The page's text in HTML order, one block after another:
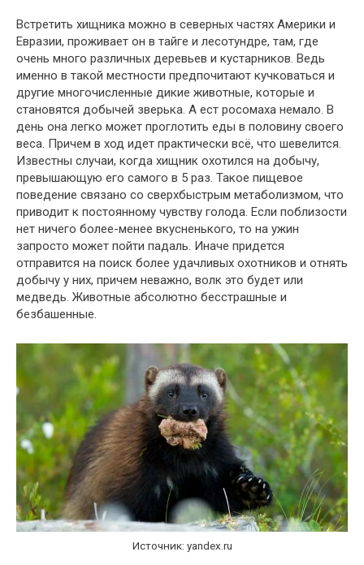
Встретить хищника можно в северных частях Америки и
Евразии, проживает он в тайге и лесотундре, там, где
очень много различных деревьев и кустарников. Ведь
именно в такой местности предпочитают кучковаться и
другие многочисленные дикие животные, которые и
становятся добычей зверька. А ест росомаха немало. В
день она легко может проглотить еды в половину своего
веса. Причем в ход идет практически всё, что шевелится.
Известны случаи, когда хищник охотился на добычу,
превышающую его самого в 5 раз. Такое пищевое
поведение связано со сверхбыстрым метаболизмом, что
приводит к постоянному чувству голода. Если поблизости
нет ничего более-менее вкусненького, то на ужин
запросто может пойти падаль. Иначе придется
отправится на поиск более удачливых охотников и отнять
добычу у них, причем неважно, волк это будет или
медведь. Животные абсолютно бесстрашные и
безбашенные.
Источник: yandex.ru